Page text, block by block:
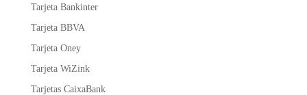
Tarjeta Bankinter
Tarjeta BBVA
Tarjeta Oney
Tarjeta WiZink
Tarjetas CaixaBank